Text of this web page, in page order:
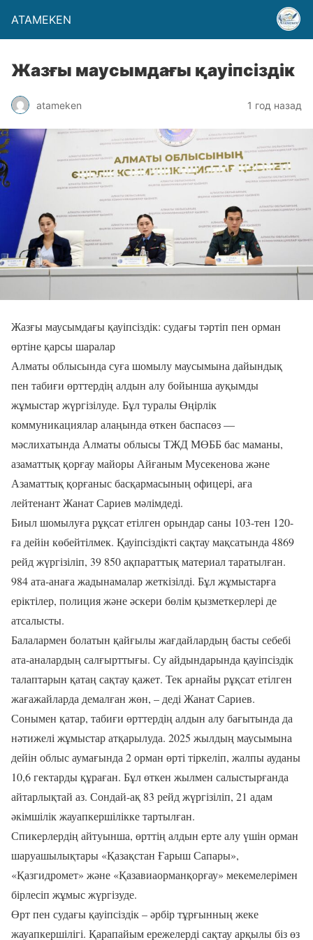
ATAMEKEN
Жазғы маусымдағы қауіпсіздік
atameken 1 год назад
Жазғы маусымдағы қауіпсіздік: судағы тәртіп пен орман
өртіне қарсы шаралар
Алматы облысында суға шомылу маусымына дайындық
пен табиғи өрттердің алдын алу бойынша ауқымды
жұмыстар жүргізілуде. Бұл туралы Өңірлік
коммуникациялар алаңында өткен баспасөз —
мәслихатында Алматы облысы ТЖД МӨББ бас маманы,
азаматтық қорғау майоры Айғаным Мусекенова және
Азаматтық қорғаныс басқармасының офицері, аға
лейтенант Жанат Сариев мәлімдеді.
Биыл шомылуға рұқсат етілген орындар саны 103-тен 120-
ға дейін көбейтілмек. Қауіпсіздікті сақтау мақсатында 4869
рейд жүргізіліп, 39 850 ақпараттық материал таратылған.
984 ата-анаға жадынамалар жеткізілді. Бұл жұмыстарға
еріктілер, полиция және әскери бөлім қызметкерлері де
атсалысты.
Балалармен болатын қайғылы жағдайлардың басты себебі
ата-аналардың салғырттығы. Су айдындарында қауіпсіздік
талаптарын қатаң сақтау қажет. Тек арнайы рұқсат етілген
жағажайларда демалған жөн, – деді Жанат Сариев.
Сонымен қатар, табиғи өрттердің алдын алу бағытында да
нәтижелі жұмыстар атқарылуда. 2025 жылдың маусымына
дейін облыс аумағында 2 орман өрті тіркеліп, жалпы ауданы
10,6 гектарды құраған. Бұл өткен жылмен салыстырғанда
айтарлықтай аз. Сондай-ақ 83 рейд жүргізіліп, 21 адам
әкімшілік жауапкершілікке тартылған.
Спикерлердің айтуынша, өрттің алдын ерте алу үшін орман
шаруашылықтары «Қазақстан Ғарыш Сапары»,
«Қазгидромет» және «Қазавиаорманқорғау» мекемелерімен
бірлесіп жұмыс жүргізуде.
Өрт пен судағы қауіпсіздік – әрбір тұрғынның жеке
жауапкершілігі. Қарапайым ережелерді сақтау арқылы біз өз